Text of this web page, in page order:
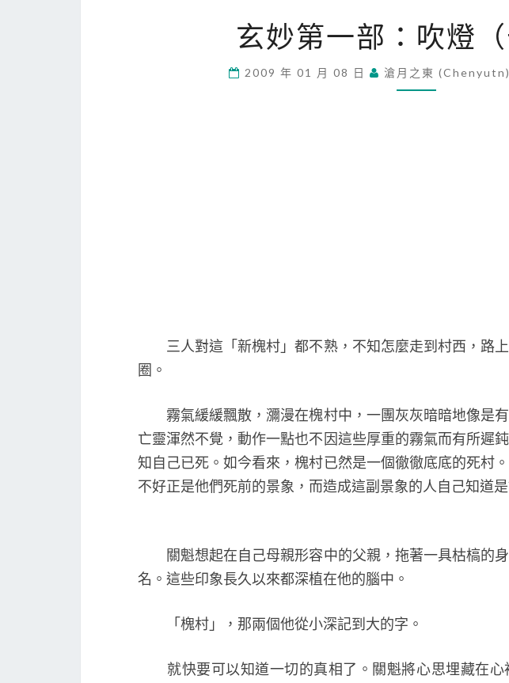
妙
第
一
部
玄妙第一部：吹燈（
2009 年 01 月 08 日 滄月之東 (chenyutn)
三人對這「新槐村」都不熟，不知怎麼走到村西，路
圈。
霧氣緩緩飄散，瀰漫在槐村中，一團灰灰暗暗地像是
亡靈渾然不覺，動作一點也不因這些厚重的霧氣而有所遲
知自己已死。如今看來，槐村已然是一個徹徹底底的死村
不好正是他們死前的景象，而造成這副景象的人自己知道
關魁想起在自己母親形容中的父親，拖著一具枯槁的
名。這些印象長久以來都深植在他的腦中。
「槐村」，那兩個他從小深記到大的字。
就快要可以知道一切的真相了。關魁將心思埋藏在心